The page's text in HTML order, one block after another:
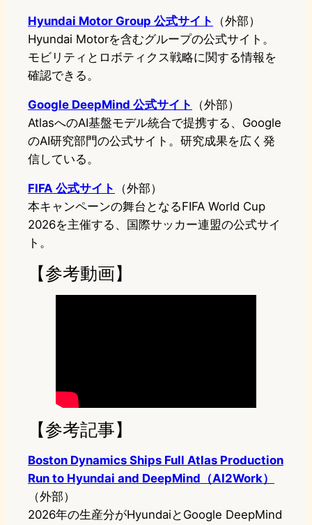
Hyundai Motor Group 公式サイト
（外部）
Hyundai Motorを含むグループの公式サイト。
モビリティとロボティクス戦略に関する情報を
確認できる。
Google DeepMind 公式サイト
（外部）
AtlasへのAI基盤モデル統合で提携する、Google
のAI研究部門の公式サイト。研究成果を広く発
信している。
FIFA 公式サイト
（外部）
本キャンペーンの舞台となるFIFA World Cup
2026を主催する、国際サッカー連盟の公式サイ
ト。
【参考動画】
【参考記事】
Boston Dynamics Ships Full Atlas Production
Run to Hyundai and DeepMind（AI2Work）
（外部）
2026年の生産分がHyundaiとGoogle DeepMind